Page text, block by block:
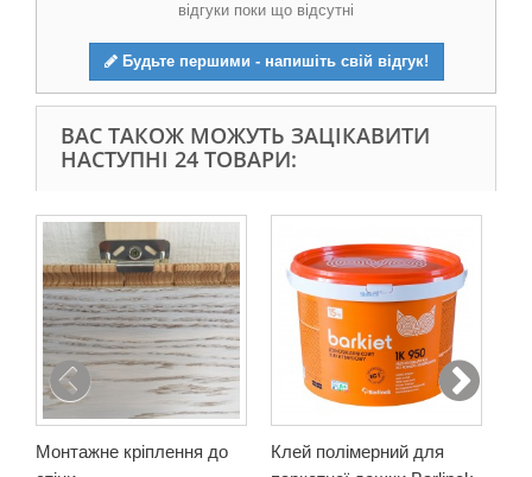
відгуки поки що відсутні
Будьте першими - напишіть свій відгук!
ВАС ТАКОЖ МОЖУТЬ ЗАЦІКАВИТИ
НАСТУПНІ 24 ТОВАРИ:
Монтажне кріплення до
Клей полімерний для